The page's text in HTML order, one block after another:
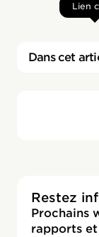
Lien
Dans cet
Restez
Prochains
rapports